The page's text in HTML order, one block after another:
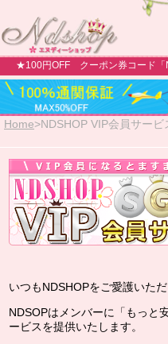
★100円OFF クーポン券コード「
Home>NDSHOP VIP会員サービ
いつもNDSHOPをご愛護いた
NDSOPはメンバーに「もっと
ービスを提供いたします。